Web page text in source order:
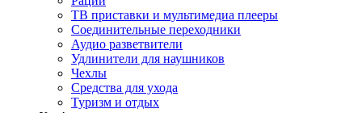
ТВ приставки и мультимедиа плееры
Соединительные переходники
Аудио разветвители
Удлинители для наушников
Чехлы
Средства для ухода
Туризм и отдых